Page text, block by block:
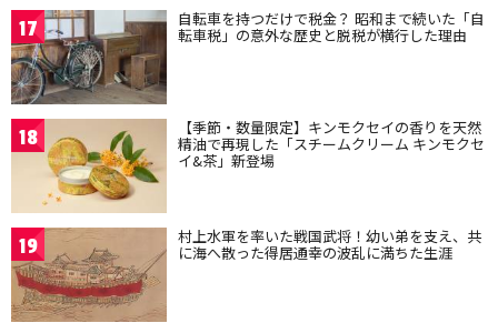
17 自転車を持つだけで税金？ 昭和まで続いた「自
転車税」の意外な歴史と脱税が横行した理由
18 【季節・数量限定】キンモクセイの香りを天然
精油で再現した「スチームクリーム キンモクセ
イ&茶」新登場
19 村上水軍を率いた戦国武将！幼い弟を支え、共
に海へ散った得居通幸の波乱に満ちた生涯